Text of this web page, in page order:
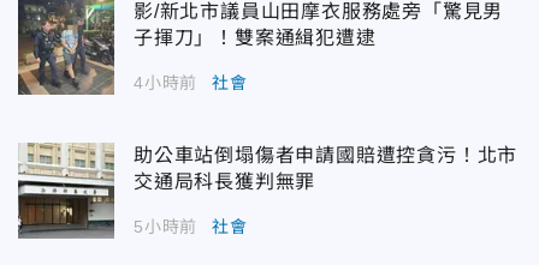
影/新北市議員山田摩衣服務處旁「驚見男
子揮刀」！雙案通緝犯遭逮
4小時前 社會
助公車站倒塌傷者申請國賠遭控貪污！北市
交通局科長獲判無罪
5小時前 社會